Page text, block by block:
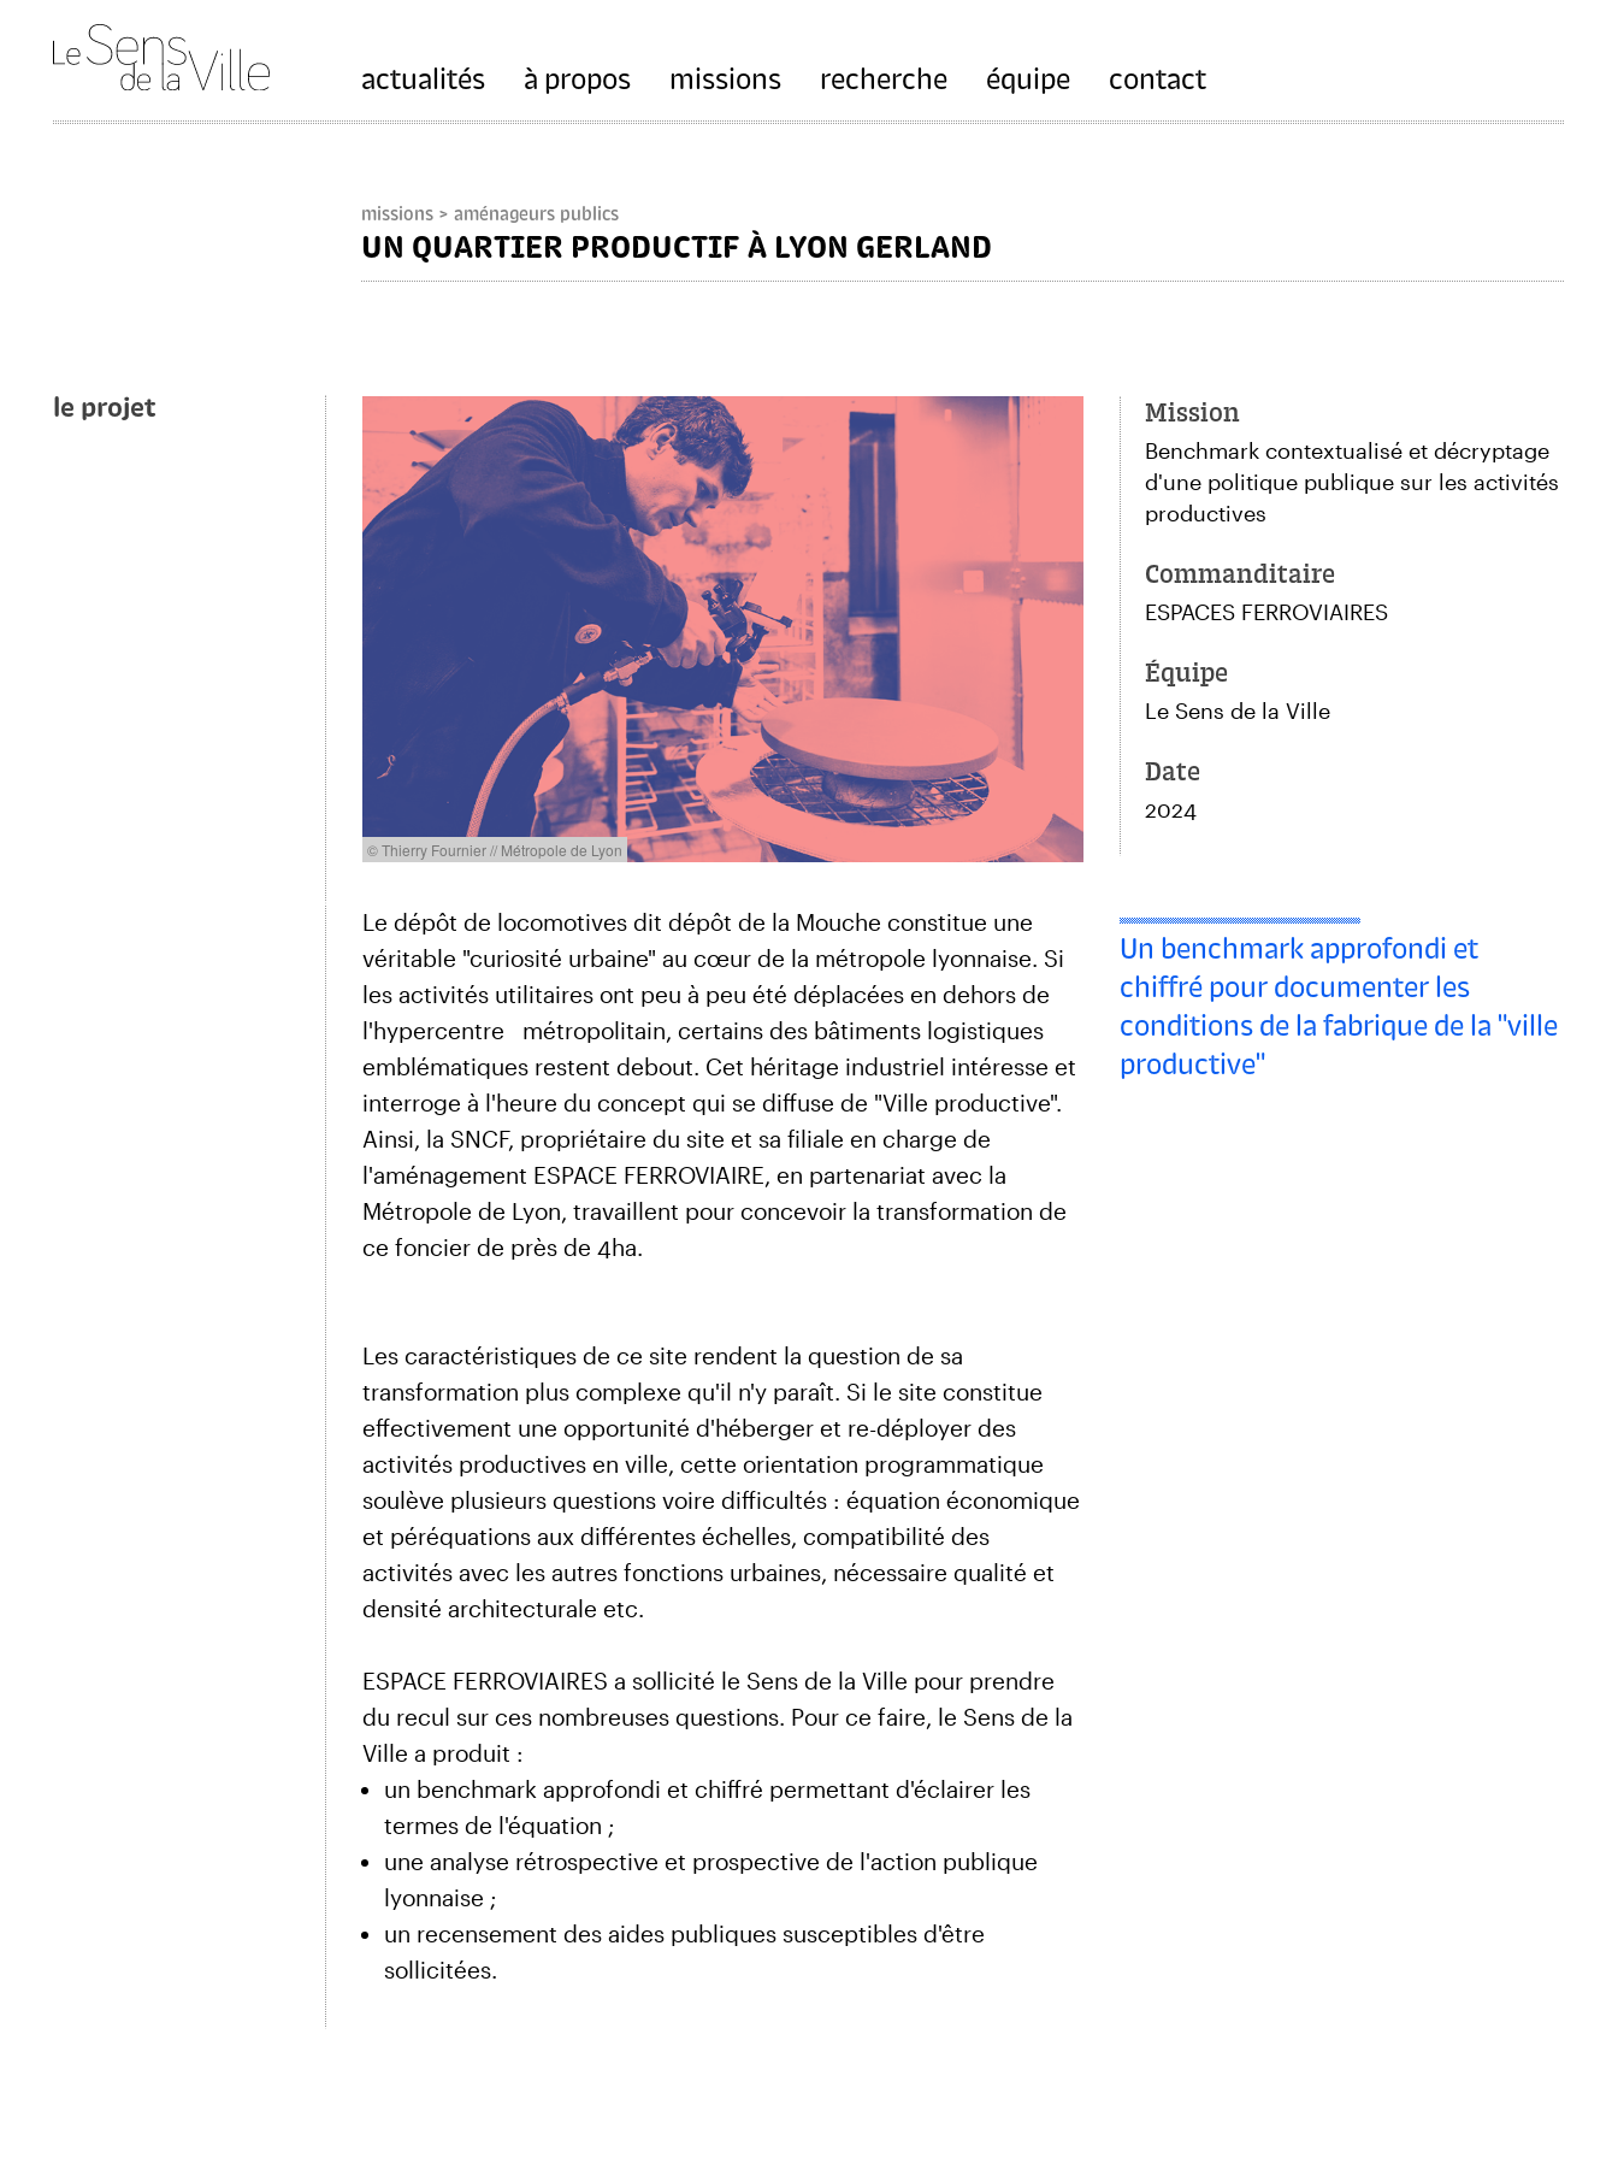
actualités à propos missions recherche équipe contact
missions > aménageurs publics
UN QUARTIER PRODUCTIF À LYON GERLAND
le projet
© Thierry Fournier // Métropole de Lyon
Mission
Benchmark contextualisé et décryptage
d'une politique publique sur les activités
productives
Commanditaire
ESPACES FERROVIAIRES
Équipe
Le Sens de la Ville
Date
2024
Le dépôt de locomotives dit dépôt de la Mouche constitue une
véritable "curiosité urbaine" au cœur de la métropole lyonnaise. Si
les activités utilitaires ont peu à peu été déplacées en dehors de
l'hypercentre métropolitain, certains des bâtiments logistiques
emblématiques restent debout. Cet héritage industriel intéresse et
interroge à l'heure du concept qui se diffuse de "Ville productive".
Ainsi, la SNCF, propriétaire du site et sa filiale en charge de
l'aménagement ESPACE FERROVIAIRE, en partenariat avec la
Métropole de Lyon, travaillent pour concevoir la transformation de
ce foncier de près de 4ha.
Les caractéristiques de ce site rendent la question de sa
transformation plus complexe qu'il n'y paraît. Si le site constitue
effectivement une opportunité d'héberger et re-déployer des
activités productives en ville, cette orientation programmatique
soulève plusieurs questions voire difficultés : équation économique
et péréquations aux différentes échelles, compatibilité des
activités avec les autres fonctions urbaines, nécessaire qualité et
densité architecturale etc.
ESPACE FERROVIAIRES a sollicité le Sens de la Ville pour prendre
du recul sur ces nombreuses questions. Pour ce faire, le Sens de la
Ville a produit :
un benchmark approfondi et chiffré permettant d'éclairer les
termes de l'équation ;
une analyse rétrospective et prospective de l'action publique
lyonnaise ;
un recensement des aides publiques susceptibles d'être
sollicitées.
Un benchmark approfondi et
chiffré pour documenter les
conditions de la fabrique de la "ville
productive"